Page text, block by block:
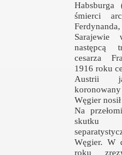
Habsburga
śmierci
Sarajewie
następcą
cesarza
1916 roku
Austrii
koronowany
Węgier
Na
skutku
Węgier. W
roku